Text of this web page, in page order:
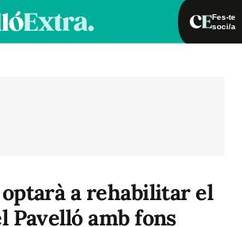
Fes-te
soci/a
a rehabilitar el
Pavelló amb fons